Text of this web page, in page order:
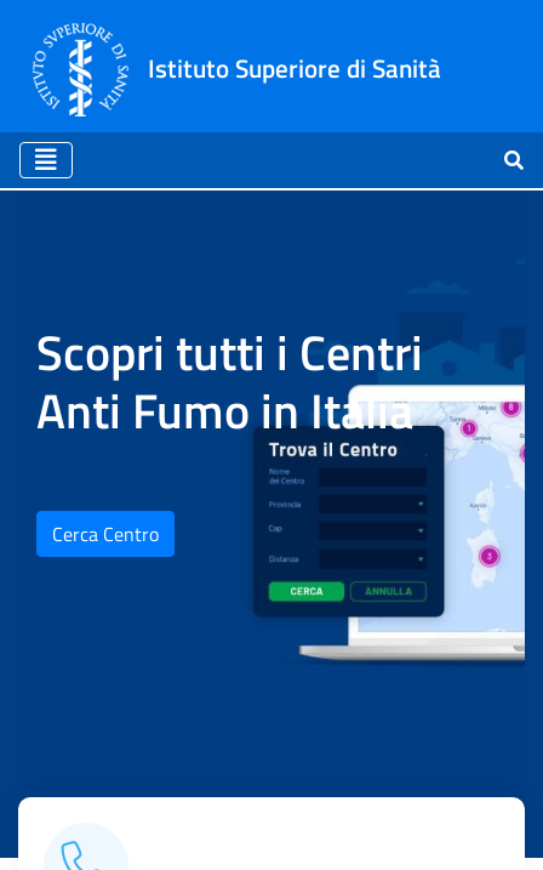
Istituto Superiore di Sanità
Home
Scopri tutti i Centri
Anti Fumo in Italia
Cerca Centro